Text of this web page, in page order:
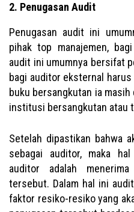
2. Penugasan Audit
Penugasan audit ini
pihak top manajemen,
audit ini umumnya bersifat
bagi auditor eksternal
buku bersangkutan ia
institusi bersangkutan atau
Setelah dipastikan bahwa
sebagai auditor, maka
auditor adalah
tersebut. Dalam hal ini
faktor resiko-resiko yang